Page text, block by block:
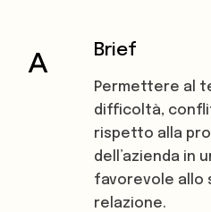
Brief
Permettere al
difficoltà,
rispetto alla
dell’azienda in
favorevole allo
relazione.